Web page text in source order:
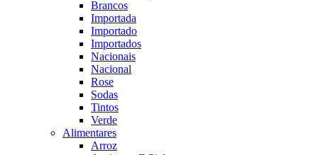
Brancos
Importada
Importado
Importados
Nacionais
Nacional
Rose
Sodas
Tintos
Verde
Alimentares
Arroz